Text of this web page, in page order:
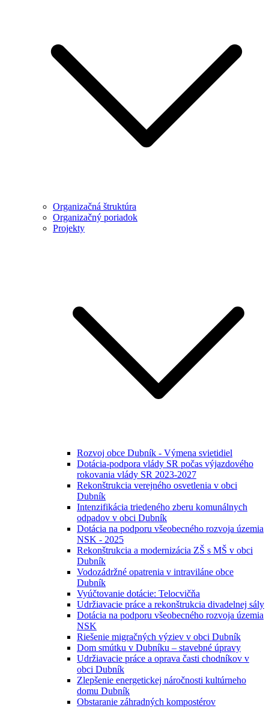
Organizačná štruktúra
Organizačný poriadok
Projekty
Rozvoj obce Dubník - Výmena svietidiel
Dotácia-podpora vlády SR počas výjazdového
rokovania vlády SR 2023-2027
Rekonštrukcia verejného osvetlenia v obci
Dubník
Intenzifikácia triedeného zberu komunálnych
odpadov v obci Dubník
Dotácia na podporu všeobecného rozvoja územia
NSK - 2025
Rekonštrukcia a modernizácia ZŠ s MŠ v obci
Dubník
Vodozádržné opatrenia v intraviláne obce
Dubník
Vyúčtovanie dotácie: Telocvičňa
Udržiavacie práce a rekonštrukcia divadelnej sály
Dotácia na podporu všeobecného rozvoja územia
NSK
Riešenie migračných výziev v obci Dubník
Dom smútku v Dubníku – stavebné úpravy
Udržiavacie práce a oprava časti chodníkov v
obci Dubník
Zlepšenie energetickej náročnosti kultúrneho
domu Dubník
Obstaranie záhradných kompostérov